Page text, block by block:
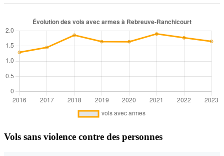
Vols sans violence contre des personnes